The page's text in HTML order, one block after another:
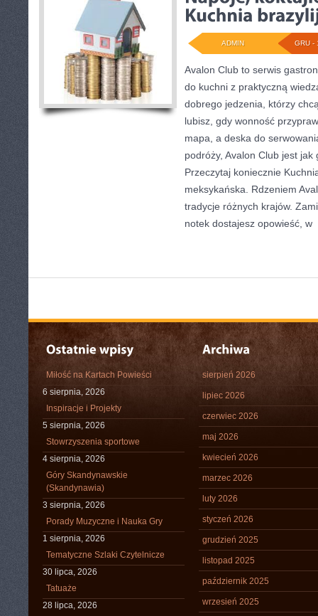
GRU -
ADMIN
Avalon Club to serwis
do kuchni z praktyczną
dobrego jedzenia, którzy
lubisz, gdy wonność
mapa, a deska do
podróży, Avalon Club jest
Przeczytaj koniecznie
meksykańska. Rdzeniem
tradycje różnych krajów.
notek dostajesz opowieść, w
Miłość na Kartach Powieści
6 sierpnia, 2026
Inspiracje i Projekty
5 sierpnia, 2026
Stowrzyszenia sportowe
4 sierpnia, 2026
Góry Skandynawskie
(Skandynawia)
3 sierpnia, 2026
Porady Muzyczne i Nauka Gry
1 sierpnia, 2026
Tematyczne Szlaki Czytelnicze
30 lipca, 2026
Tatuaże
28 lipca, 2026
sierpień 2026
lipiec 2026
czerwiec 2026
maj 2026
kwiecień 2026
marzec 2026
luty 2026
styczeń 2026
grudzień 2025
listopad 2025
październik 2025
wrzesień 2025